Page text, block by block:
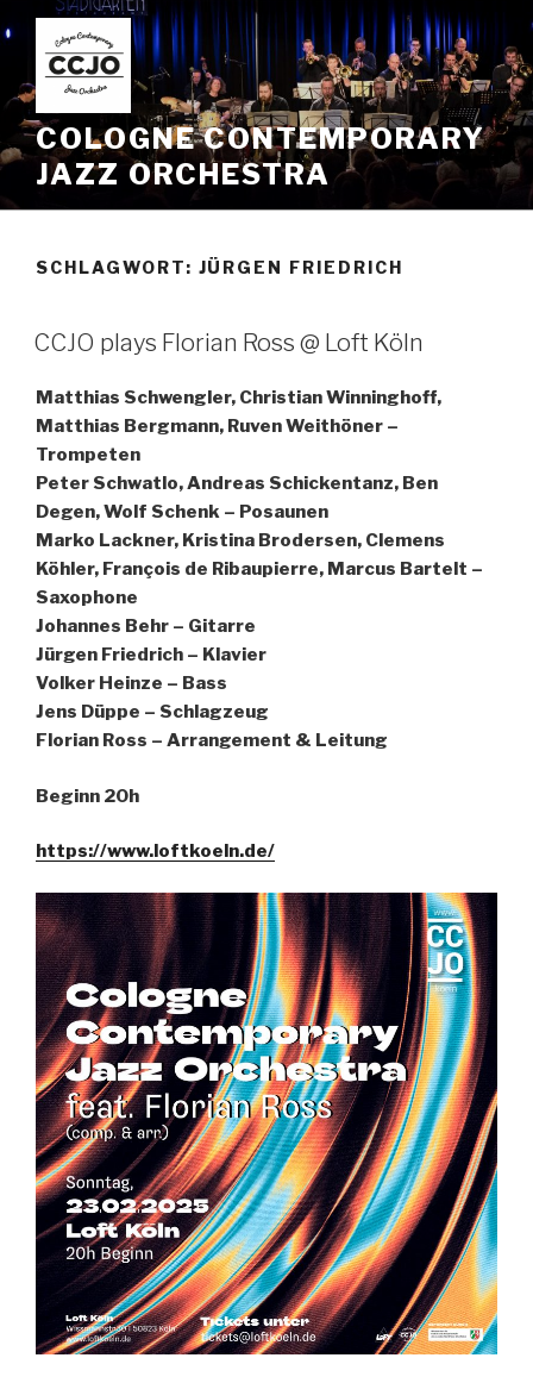
Inhalt
springen
COLOGNE CONTEMPORARY
JAZZ ORCHESTRA
SCHLAGWORT: JÜRGEN FRIEDRICH
CCJO plays Florian Ross @ Loft Köln
Matthias Schwengler, Christian Winninghoff,
Matthias Bergmann, Ruven Weithöner –
Trompeten
Peter Schwatlo, Andreas Schickentanz, Ben
Degen, Wolf Schenk – Posaunen
Marko Lackner, Kristina Brodersen, Clemens
Köhler, François de Ribaupierre, Marcus Bartelt –
Saxophone
Johannes Behr – Gitarre
Jürgen Friedrich – Klavier
Volker Heinze – Bass
Jens Düppe – Schlagzeug
Florian Ross – Arrangement & Leitung
Beginn 20h
https://www.loftkoeln.de/